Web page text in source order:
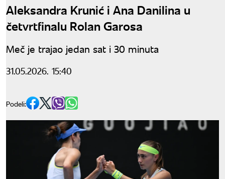
Aleksandra Krunić i Ana Danilina u
četvrtfinalu Rolan Garosa
Meč je trajao jedan sat i 30 minuta
31.05.2026. 15:40
Podeli: